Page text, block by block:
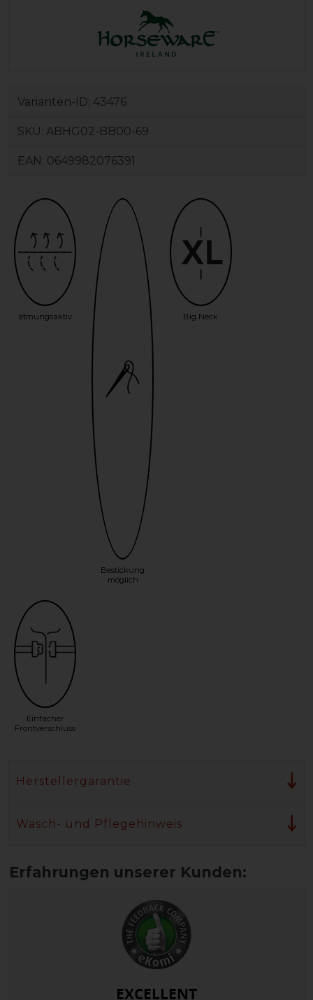
Varianten-ID: 43476
SKU: ABHG02-BB00-69
EAN: 0649982076391
atmungsaktiv
Bestickung
möglich
Big Neck
Einfacher
Frontverschluss
Herstellergarantie
Wasch- und Pflegehinweis
EXCELLENT